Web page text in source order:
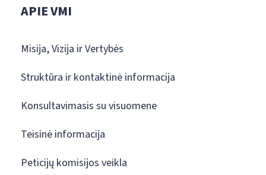
APIE VMI
Misija, Vizija ir Vertybės
Struktūra ir kontaktinė informacija
Konsultavimasis su visuomene
Teisinė informacija
Peticijų komisijos veikla